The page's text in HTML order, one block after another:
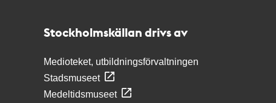
Stockholmskällan drivs av
Medioteket, utbildningsförvaltningen
Stadsmuseet
Medeltidsmuseet